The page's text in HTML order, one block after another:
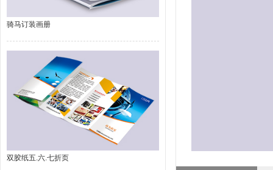
骑马订装画册
双胶纸五.六.七折页